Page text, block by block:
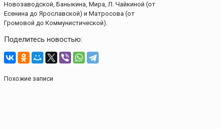
Новозаводской, Баныкина, Мира, Л. Чайкиной (от
Есенина до Ярославской) и Матросова (от
Громовой до Коммунистической).
Поделитесь новостью:
Похожие записи